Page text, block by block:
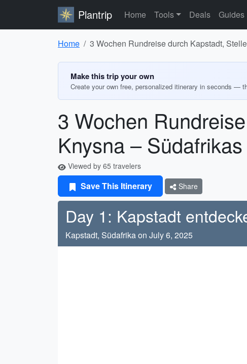
Plantrip Home Tools Deals Guides
Home 3 Wochen Rundreise durch Kapstadt,
Make this trip your own
Create your own free, personalized itinerary in seconds —
3 Wochen
Knysna –
Viewed by 65 travelers
Save This Itinerary Share
Day 1: Kapstadt
Kapstadt, Südafrika on July 6, 2025